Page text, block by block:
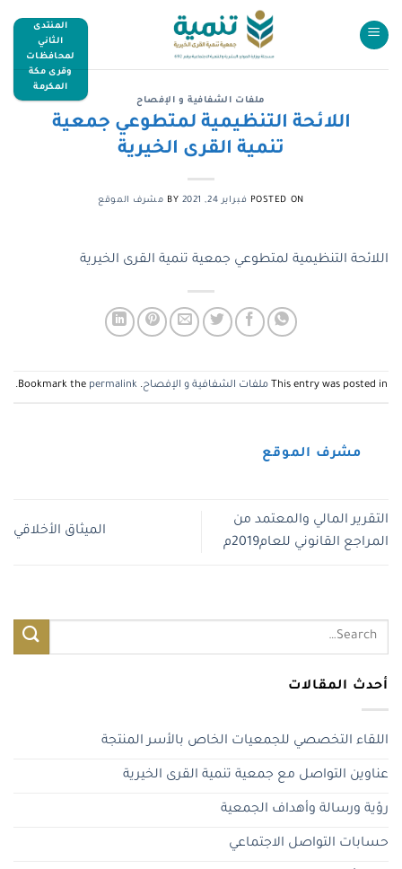
المنتدى
الثاني
لمحافظات
وقرى مكة
المكرمة
ملفات الشفافية و الإفصاح
اللائحة التنظيمية لمتطوعي جمعية
تنمية القرى الخيرية
POSTED ON فبراير 24, 2021 مشرف الموقع
اللائحة التنظيمية لمتطوعي جمعية تنمية القرى الخيرية
This entry was posted in ملفات الشفافية و الإفصاح. Bookmark the
permalink
.
مشرف الموقع
التقرير المالي والمعتمد من
المراجع القانوني للعام2019م
الميثاق الأخلاقي
أحدث المقالات
اللقاء التخصصي للجمعيات الخاص بالأسر المنتجة
عناوين التواصل مع جمعية تنمية القرى الخيرية
رؤية ورسالة وأهداف الجمعية
حسابات التواصل الاجتماعي